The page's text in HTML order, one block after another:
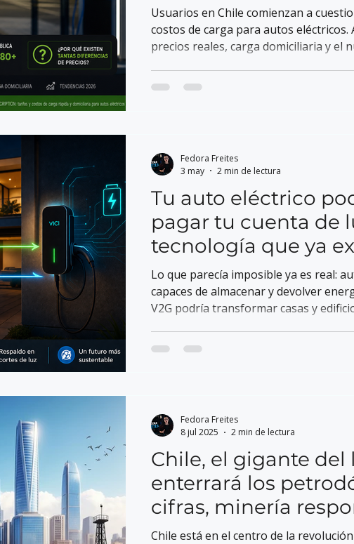
Usuarios en Chile comienzan a
costos de carga para autos eléctricos.
precios reales, carga domiciliaria y el
Tu auto eléctrico
pagar tu cuenta de
tecnología que ya
(pero casi nadie usa
Lo que parecía imposible ya es real:
capaces de almacenar y devolver
V2G podría transformar casas y
este cambio?
Fedora Freites
3 may
2 min de lectura
Chile, el gigante del
enterrará los
cifras, minería
tecnología
Chile está en el centro de la
Fedora Freites
8 jul 2025
2 min de lectura